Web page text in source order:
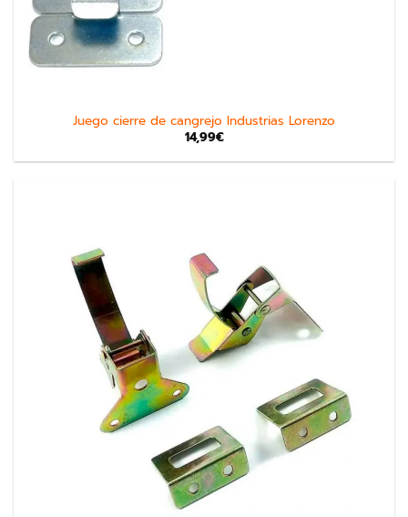
Juego cierre de cangrejo Industrias Lorenzo
14,99€